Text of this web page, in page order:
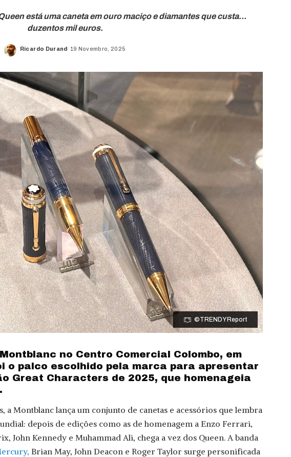
está uma caneta em ouro maciço e diamantes que custa...
duzentos mil euros.
Posted
Ricardo Durand 19 Novembro, 2025
©TRENDY Report
no Centro Comercial Colombo, em
o palco escolhido pela marca para apresentar
Great Characters de 2025, que homenageia
a Montblanc lança um conjunto de canetas e acessórios que lembra
depois de edições como as de homenagem a Enzo Ferrari,
John Kennedy e Muhammad Ali, chega a vez dos Queen. A banda
Brian May, John Deacon e Roger Taylor surge personificada